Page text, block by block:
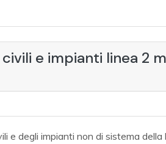
e impianti linea 2
e degli impianti non di sistema della